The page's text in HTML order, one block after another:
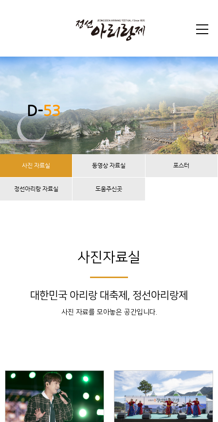
D-53
사진 자료실 동영상 자료실 포스터
정선아리랑 자료실 도움주신곳
사진자료실
대한민국 아리랑 대축제, 정선아리랑제
사진 자료를 모아놓은 공간입니다.